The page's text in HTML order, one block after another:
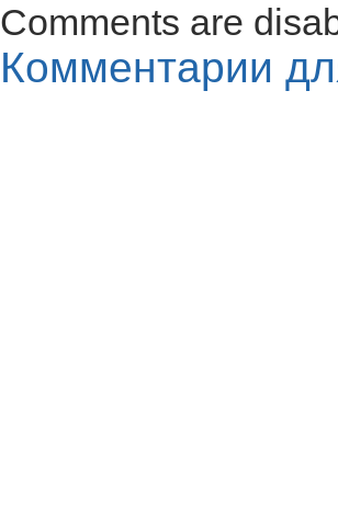
Comments are
Комментарии